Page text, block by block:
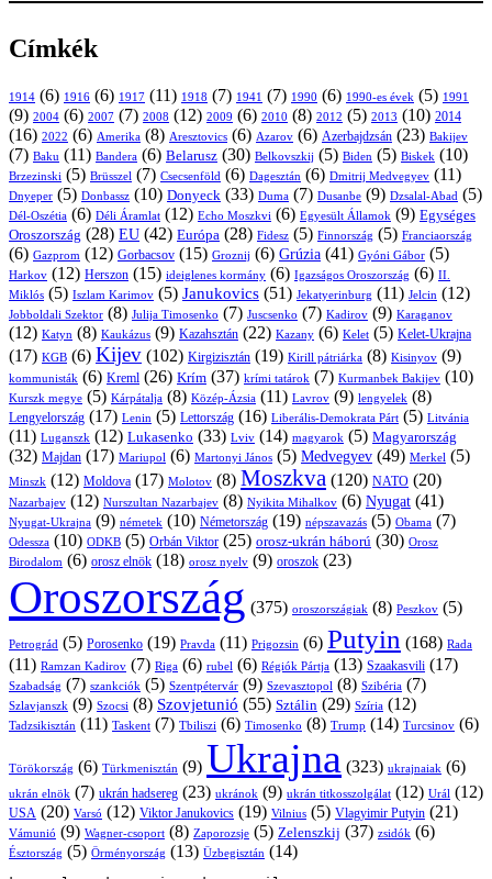
Címkék
1914 (6) 1916 (6) 1917 (11) 1918 (7) 1941 (7) 1990 (6) 1990-es évek (5) 1991
(9) 2004 (6) 2007 (7) 2008 (12) 2009 (6) 2010 (8) 2012 (5) 2013 (10) 2014
(16) 2022 (6) Amerika (8) Aresztovics (6) Azarov (6) Azerbajdzsán (23) Bakijev
(7) Baku (11) Bandera (6) Belarusz (30) Belkovszkij (5) Biden (5) Biskek (10)
Brzezinski (5) Brüsszel (7) Csecsenföld (6) Dagesztán (6) Dmitrij Medvegyev (11)
Dnyeper (5) Donbassz (10) Donyeck (33) Duma (7) Dusanbe (9) Dzsalal-Abad (5)
Dél-Oszétia (6) Déli Áramlat (12) Echo Moszkvi (6) Egyesült Államok (9) Egységes
Oroszország (28) EU (42) Európa (28) Fidesz (5) Finnország (5) Franciaország
(6) Gazprom (12) Gorbacsov (15) Groznij (6) Grúzia (41) Gyóni Gábor (5)
Harkov (12) Herszon (15) ideiglenes kormány (6) Igazságos Oroszország (6) II.
Miklós (5) Iszlam Karimov (5) Janukovics (51) Jekatyerinburg (11) Jelcin (12)
Jobboldali Szektor (8) Julija Timosenko (7) Juscsenko (7) Kadirov (9) Karaganov
(12) Katyn (8) Kaukázus (9) Kazahsztán (22) Kazany (6) Kelet (5) Kelet-Ukrajna
(17) KGB (6) Kijev (102) Kirgizisztán (19) Kirill pátriárka (8) Kisinyov (9)
kommunisták (6) Kreml (26) Krím (37) krími tatárok (7) Kurmanbek Bakijev (10)
Kurszk megye (5) Kárpátalja (8) Közép-Ázsia (11) Lavrov (9) lengyelek (8)
Lengyelország (17) Lenin (5) Lettország (16) Liberális-Demokrata Párt (5) Litvánia
(11) Luganszk (12) Lukasenko (33) Lviv (14) magyarok (5) Magyarország
(32) Majdan (17) Mariupol (6) Martonyi János (5) Medvegyev (49) Merkel (5)
Minszk (12) Moldova (17) Molotov (8) Moszkva (120) NATO (20)
Nazarbajev (12) Nurszultan Nazarbajev (8) Nyikita Mihalkov (6) Nyugat (41)
Nyugat-Ukrajna (9) németek (10) Németország (19) népszavazás (5) Obama (7)
Odessza (10) ODKB (5) Orbán Viktor (25) orosz-ukrán háború (30) Orosz
Birodalom (6) orosz elnök (18) orosz nyelv (9) oroszok (23)
Oroszország (375) oroszországiak (8) Peszkov (5)
Petrográd (5) Porosenko (19) Pravda (11) Prigozsin (6) Putyin (168) Rada
(11) Ramzan Kadirov (7) Riga (6) rubel (6) Régiók Pártja (13) Szaakasvili (17)
Szabadság (7) szankciók (5) Szentpétervár (9) Szevasztopol (8) Szibéria (7)
Szlavjanszk (9) Szocsi (8) Szovjetunió (55) Sztálin (29) Szíria (12)
Tadzsikisztán (11) Taskent (7) Tbiliszi (6) Timosenko (8) Trump (14) Turcsinov (6)
Törökország (6) Türkmenisztán (9) Ukrajna (323) ukrajnaiak (6)
ukrán elnök (7) ukrán hadsereg (23) ukránok (9) ukrán titkosszolgálat (12) Urál (12)
USA (20) Varsó (12) Viktor Janukovics (19) Vilnius (5) Vlagyimir Putyin (21)
Vámunió (9) Wagner-csoport (8) Zaporozsje (5) Zelenszkij (37) zsidók (6)
Észtország (5) Örményország (13) Üzbegisztán (14)